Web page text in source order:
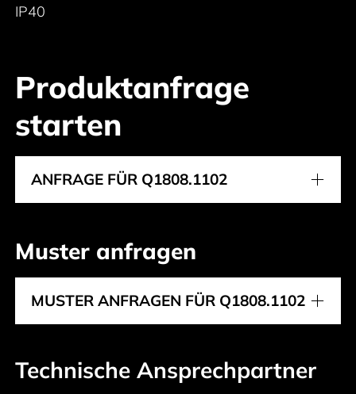
IP40
Produktanfrage
starten
ANFRAGE FÜR Q1808.1102
Muster anfragen
MUSTER ANFRAGEN FÜR Q1808.1102
Technische Ansprechpartner